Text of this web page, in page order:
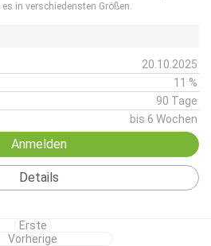
in verschiedensten Größen.
20.10.2025
11 %
90 Tage
bis 6 Wochen
Anmelden
Details
Erste
Vorherige